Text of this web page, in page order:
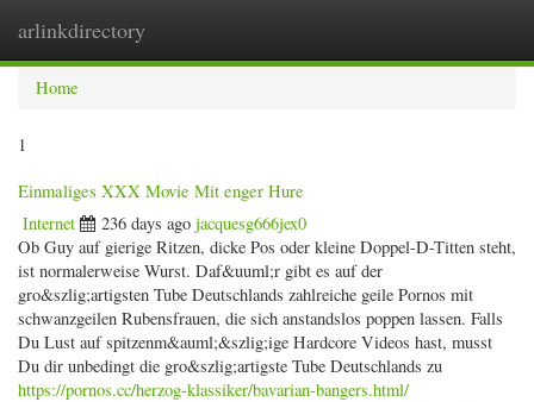
arlinkdirectory
Home
1
Einmaliges XXX Movie Mit enger Hure
Internet 236 days ago jacquesg666jex0
Ob Guy auf gierige Ritzen, dicke Pos oder kleine Doppel-D-Titten steht,
ist normalerweise Wurst. Daf&uuml;r gibt es auf der
gro&szlig;artigsten Tube Deutschlands zahlreiche geile Pornos mit
schwanzgeilen Rubensfrauen, die sich anstandslos poppen lassen. Falls
Du Lust auf spitzenm&auml;&szlig;ige Hardcore Videos hast, musst
Du dir unbedingt die gro&szlig;artigste Tube Deutschlands zu
https://pornos.cc/herzog-klassiker/bavarian-bangers.html/